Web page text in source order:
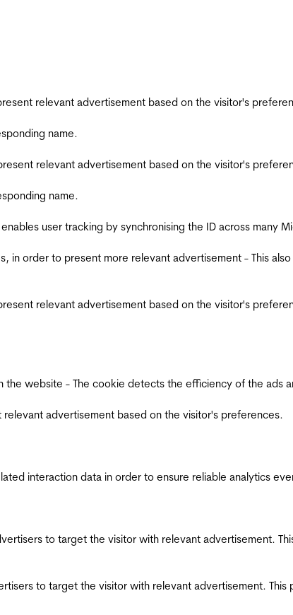
relevant advertisement based on the visitor's
name.
relevant advertisement based on the visitor's
name.
user tracking by synchronising the ID across many
in order to present more relevant advertisement - This
relevant advertisement based on the visitor's
website - The cookie detects the efficiency of the ads
advertisement based on the visitor's preferences.
interaction data in order to ensure reliable analytics
to target the visitor with relevant advertisement.
to target the visitor with relevant advertisement.